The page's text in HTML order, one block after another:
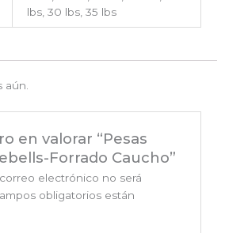
lbs, 30 lbs, 35 lbs
aún.
en valorar “Pesas
Forrado Caucho”
electrónico no será
obligatorios están